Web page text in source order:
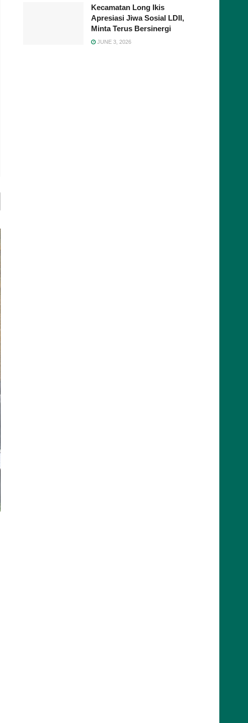
Kecamatan Long Ikis
Apresiasi Jiwa Sosial LDII,
Minta Terus Bersinergi
JUNE 3, 2026